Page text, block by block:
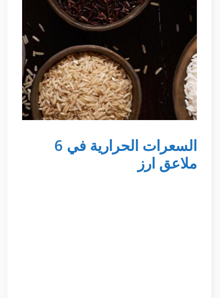
السعرات الحرارية في 6
ملاعق ارز